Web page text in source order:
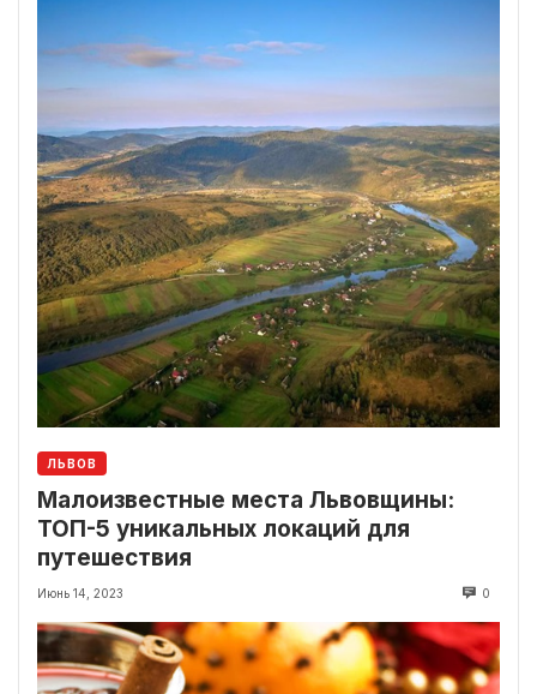
ЛЬВОВ
Малоизвестные места Львовщины:
ТОП-5 уникальных локаций для
путешествия
Июнь 14, 2023 0